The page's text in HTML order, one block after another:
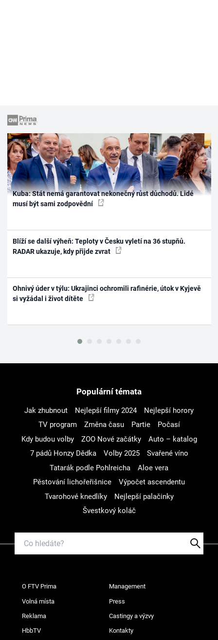
Kuba: Stát nemá garantovat nekonečný růst důchodů. Lidé
musí být sami zodpovědní
Blíží se další výheň: Teploty v Česku vyletí na 36 stupňů.
RADAR ukazuje, kdy přijde zvrat
Ohnivý úder v týlu: Ukrajinci ochromili rafinérie, útok v Kyjevě
si vyžádal i život dítěte
Populární témata
Jak zhubnout Nejlepší filmy 2024
Nejlepší horory
TV program
Změna času Partie
Počasí
Kdy budou volby
ZOO Nové začátky
Auto – katalog
7 pádů Honzy Dědka
Volby 2025
Svařené víno
Tatarák podle Pohlreicha
Aloe vera
Pěstování lichořeřišnice
Výpočet ascendentu
Tvarohové knedlíky
Nejlepší palačinky
Švestkový koláč
O FTV Prima Management
Volná místa Press
Reklama Castingy a výzvy
HbbTV Kontakty